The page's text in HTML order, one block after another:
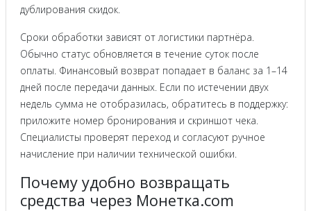
дублирования скидок.
Сроки обработки зависят от логистики партнёра.
Обычно статус обновляется в течение суток после
оплаты. Финансовый возврат попадает в баланс за 1–14
дней после передачи данных. Если по истечении двух
недель сумма не отобразилась, обратитесь в поддержку:
приложите номер бронирования и скриншот чека.
Специалисты проверят переход и согласуют ручное
начисление при наличии технической ошибки.
Почему удобно возвращать
средства через Монетка.com